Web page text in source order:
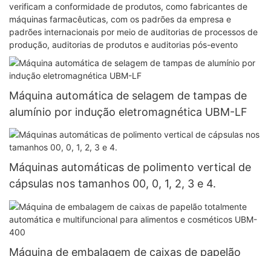
verificam a conformidade de produtos, como fabricantes de
máquinas farmacêuticas, com os padrões da empresa e
padrões internacionais por meio de auditorias de processos de
produção, auditorias de produtos e auditorias pós-evento
Máquina automática de selagem de tampas de
alumínio por indução eletromagnética UBM-LF
Máquinas automáticas de polimento vertical de
cápsulas nos tamanhos 00, 0, 1, 2, 3 e 4.
Máquina de embalagem de caixas de papelão